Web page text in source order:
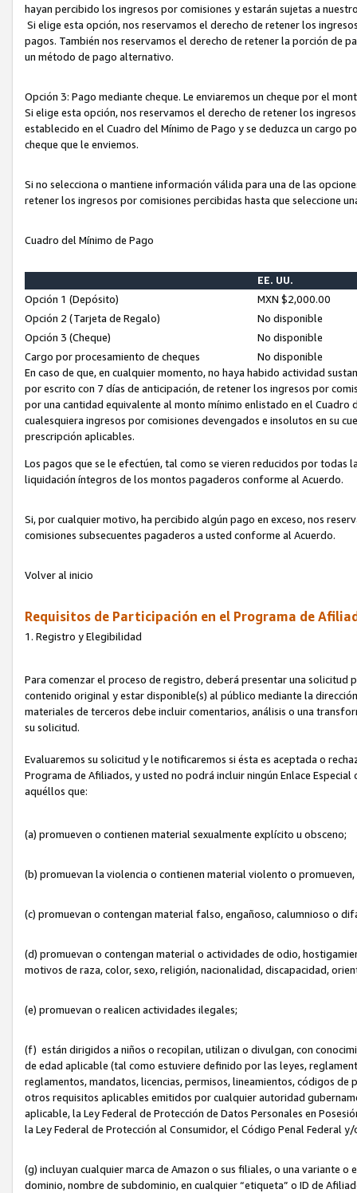
hayan percibido los ingresos por comisiones y estarán sujetas a
Si elige esta opción, nos reservamos el derecho de retener los
pagos. También nos reservamos el derecho de retener la porción de
un método de pago alternativo.
Opción 3: Pago mediante cheque. Le enviaremos un cheque por el
Si elige esta opción, nos reservamos el derecho de retener los
establecido en el Cuadro del Mínimo de Pago y se deduzca un cargo
cheque que le enviemos.
Si no selecciona o mantiene información válida para una de las
retener los ingresos por comisiones percibidas hasta que seleccione
Cuadro del Mínimo de Pago
EE. UU.
Opción 1 (Depósito)
MXN $2,000.00
Opción 2 (Tarjeta de Regalo)
No disponible
Opción 3 (Cheque)
No disponible
Cargo por procesamiento de cheques
No disponible
En caso de que, en cualquier momento, no haya habido actividad
por escrito con 7 días de anticipación, de retener los ingresos por
por una cantidad equivalente al monto mínimo enlistado en el
cualesquiera ingresos por comisiones devengados e insolutos en su
prescripción aplicables.
Los pagos que se le efectúen, tal como se vieren reducidos por todas
liquidación íntegros de los montos pagaderos conforme al Acuerdo.
Si, por cualquier motivo, ha percibido algún pago en exceso, nos
comisiones subsecuentes pagaderos a usted conforme al Acuerdo.
Volver al inicio
Requisitos de Participación en el Programa de
1. Registro y Elegibilidad
Para comenzar el proceso de registro, deberá presentar una solicitud
contenido original y estar disponible(s) al público mediante la
materiales de terceros debe incluir comentarios, análisis o una
su solicitud.
Evaluaremos su solicitud y le notificaremos si ésta es aceptada o
Programa de Afiliados, y usted no podrá incluir ningún Enlace
aquéllos que:
(a) promueven o contienen material sexualmente explícito u obsceno;
(b) promuevan la violencia o contienen material violento o
(c) promuevan o contengan material falso, engañoso, calumnioso o
(d) promuevan o contengan material o actividades de odio,
motivos de raza, color, sexo, religión, nacionalidad, discapacidad,
(e) promuevan o realicen actividades ilegales;
(f) están dirigidos a niños o recopilan, utilizan o divulgan, con
de edad aplicable (tal como estuviere definido por las leyes,
reglamentos, mandatos, licencias, permisos, lineamientos, códigos
otros requisitos aplicables emitidos por cualquier autoridad
aplicable, la Ley Federal de Protección de Datos Personales en
la Ley Federal de Protección al Consumidor, el Código Penal Federal
(g) incluyan cualquier marca de Amazon o sus filiales, o una variante
dominio, nombre de subdominio, en cualquier “etiqueta” o ID de